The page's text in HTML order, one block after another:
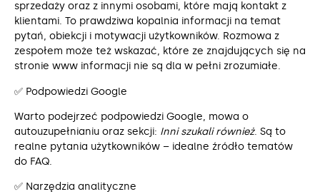
sprzedaży oraz z innymi osobami, które mają kontakt z
klientami. To prawdziwa kopalnia informacji na temat
pytań, obiekcji i motywacji użytkowników. Rozmowa z
zespołem może też wskazać, które ze znajdujących się na
stronie www informacji nie są dla w pełni zrozumiałe.
✅ Podpowiedzi Google
Warto podejrzeć podpowiedzi Google, mowa o
autouzupełnianiu oraz sekcji: Inni szukali również. Są to
realne pytania użytkowników – idealne źródło tematów
do FAQ.
✅ Narzędzia analityczne